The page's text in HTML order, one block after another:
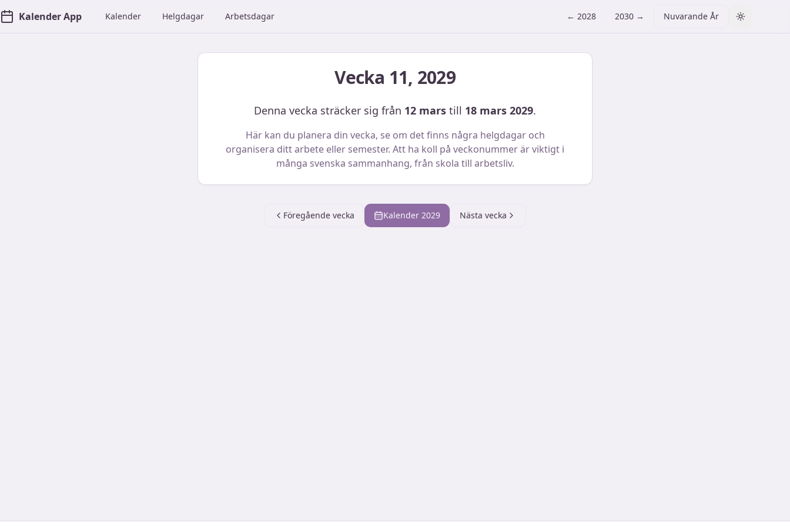
Kalender App Kalender Helgdagar Arbetsdagar ← 2028 2030 → Nuvarande År Toggle
Vecka 11, 2029
Denna vecka sträcker sig från 12 mars till 18 mars 2029.
Här kan du planera din vecka, se om det finns några helgdagar och
organisera ditt arbete eller semester. Att ha koll på veckonummer är viktigt i
många svenska sammanhang, från skola till arbetsliv.
Föregående vecka Kalender 2029 Nästa vecka